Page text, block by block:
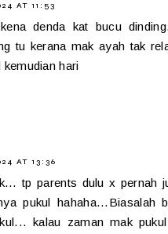
AT 11:53
denda kat bucu
tu kerana mak ayah tak
kemudian hari
AT 13:36
tp parents dulu x pernah
pukul hahaha...Biasalah
kalau zaman mak